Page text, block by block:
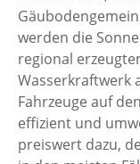
werden die
regional
Wasserkraftwerk
Fahrzeuge auf
effizient und
preiswert dazu,